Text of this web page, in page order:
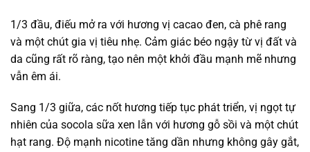
1/3 đầu, điếu mở ra với hương vị cacao đen, cà phê rang
và một chút gia vị tiêu nhẹ. Cảm giác béo ngậy từ vị đất và
da cũng rất rõ ràng, tạo nên một khởi đầu mạnh mẽ nhưng
vẫn êm ái.
Sang 1/3 giữa, các nốt hương tiếp tục phát triển, vị ngọt tự
nhiên của socola sữa xen lẫn với hương gỗ sồi và một chút
hạt rang. Độ mạnh nicotine tăng dần nhưng không gây gắt,